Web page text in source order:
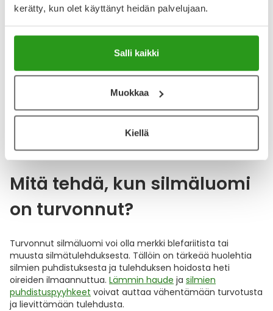
kerätty, kun olet käyttänyt heidän palvelujaan.
Salli kaikki
Muokkaa
Kiellä
16,90 €
BLEPHA
BLEPHA EYEBAG SILMÄMASKI 1
KPL
21,20 €
Mitä tehdä, kun silmäluomi
on turvonnut?
Turvonnut silmäluomi voi olla merkki blefariitista tai
muusta silmätulehduksesta. Tällöin on tärkeää huolehtia
silmien puhdistuksesta ja tulehduksen hoidosta heti
oireiden ilmaannuttua. Lämmin haude ja silmien
puhdistuspyyhkeet voivat auttaa vähentämään turvotusta
ja lievittämään tulehdusta.